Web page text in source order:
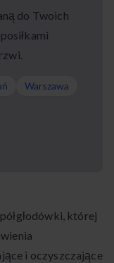
do Twoich
Warszawa
której
i oczyszczające